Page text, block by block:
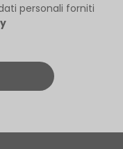
personali forniti